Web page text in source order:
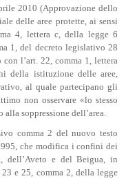
2010 (Approvazione dello
delle aree protette, ai sensi
4, lettera c, della legge 6
1, del decreto legislativo 28
l’art. 22, comma 1, lettera
della istituzione delle aree,
al quale partecipano gli
non osservare «lo stesso
soppressione dell’area.
comma 2 del nuovo testo
che modifica i confini dei
dell’Aveto e del Beigua, in
e 25, comma 2, della legge